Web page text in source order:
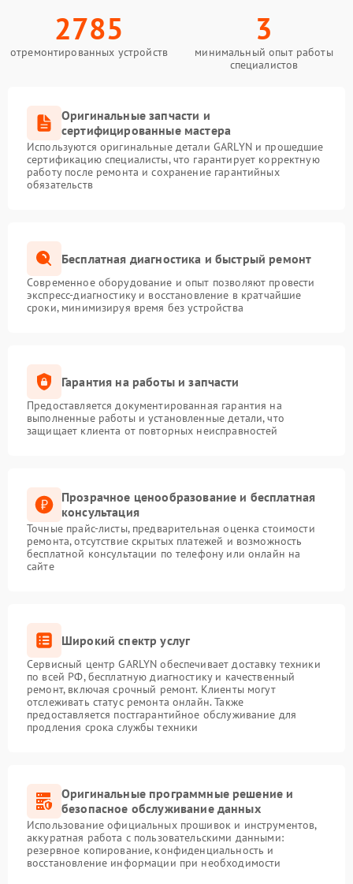
2785
отремонтированных устройств
3
минимальный опыт работы
специалистов
Оригинальные запчасти и
сертифицированные мастера
Используются оригинальные детали GARLYN и прошедшие
сертификацию специалисты, что гарантирует корректную
работу после ремонта и сохранение гарантийных
обязательств
Бесплатная диагностика и быстрый ремонт
Современное оборудование и опыт позволяют провести
экспресс-диагностику и восстановление в кратчайшие
сроки, минимизируя время без устройства
Гарантия на работы и запчасти
Предоставляется документированная гарантия на
выполненные работы и установленные детали, что
защищает клиента от повторных неисправностей
Прозрачное ценообразование и бесплатная
консультация
Точные прайс-листы, предварительная оценка стоимости
ремонта, отсутствие скрытых платежей и возможность
бесплатной консультации по телефону или онлайн на
сайте
Широкий спектр услуг
Сервисный центр GARLYN обеспечивает доставку техники
по всей РФ, бесплатную диагностику и качественный
ремонт, включая срочный ремонт. Клиенты могут
отслеживать статус ремонта онлайн. Также
предоставляется постгарантийное обслуживание для
продления срока службы техники
Оригинальные программные решение и
безопасное обслуживание данных
Использование официальных прошивок и инструментов,
аккуратная работа с пользовательскими данными:
резервное копирование, конфиденциальность и
восстановление информации при необходимости